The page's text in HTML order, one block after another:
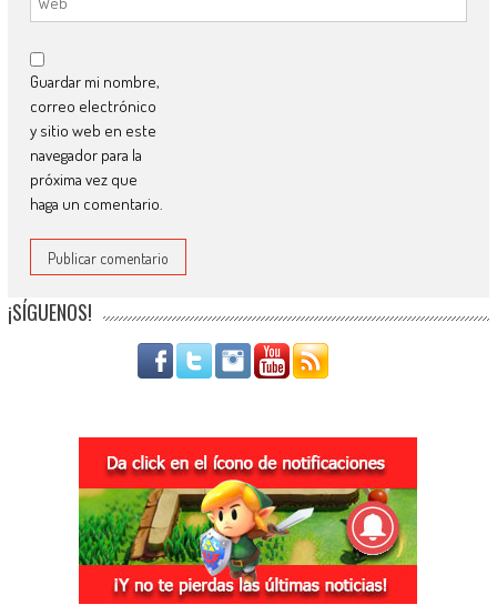
Guardar mi nombre,
correo electrónico
y sitio web en este
navegador para la
próxima vez que
haga un comentario.
¡SÍGUENOS!